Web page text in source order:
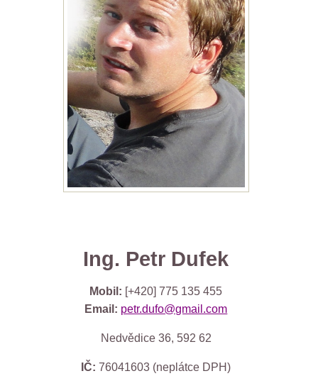
Ing. Petr Dufek
Mobil: [+420] 775 135 455
Email: petr.dufo@gmail.com
Nedvědice 36, 592 62
IČ: 76041603 (neplátce DPH)